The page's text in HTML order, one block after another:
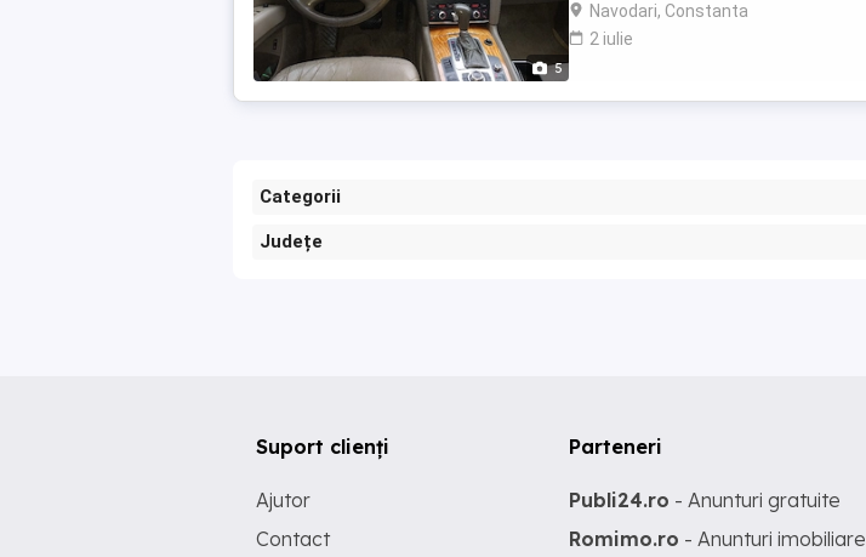
5
Navodari, Constanta
2 iulie
Categorii
Județe
Suport clienți
Ajutor
Contact
Parteneri
Publi24.ro - Anunturi gratuite
Romimo.ro - Anunturi imobiliare